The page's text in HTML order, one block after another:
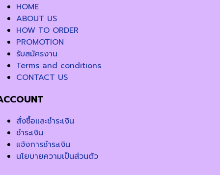
HOME
ABOUT US
HOW TO ORDER
PROMOTION
รับสมัครงาน
Terms and conditions
CONTACT US
สั่งซื้อและชำระเงิน
ชำระเงิน
แจ้งการชำระเงิน
นโยบายความเป็นส่วนตัว